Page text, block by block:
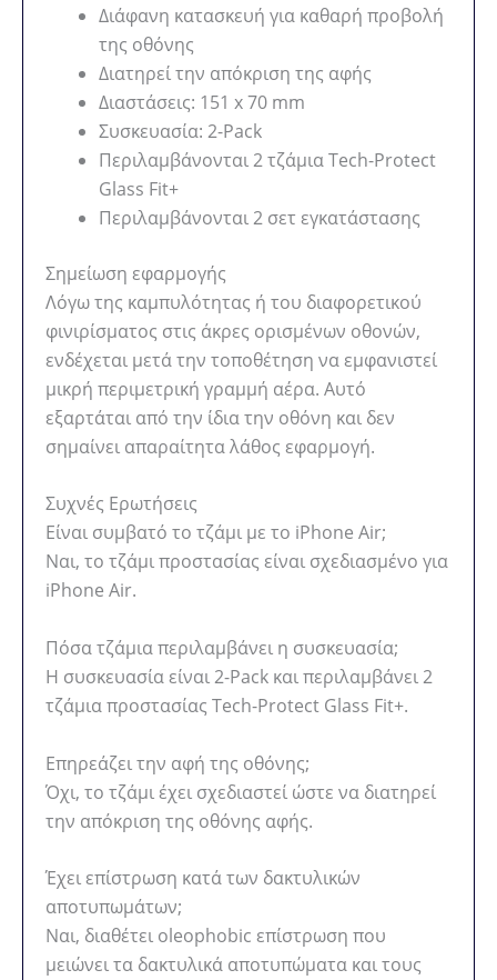
Διάφανη κατασκευή για καθαρή προβολή
της οθόνης
Διατηρεί την απόκριση της αφής
Διαστάσεις: 151 x 70 mm
Συσκευασία: 2-Pack
Περιλαμβάνονται 2 τζάμια Tech-Protect
Glass Fit+
Περιλαμβάνονται 2 σετ εγκατάστασης
Σημείωση εφαρμογής
Λόγω της καμπυλότητας ή του διαφορετικού
φινιρίσματος στις άκρες ορισμένων οθονών,
ενδέχεται μετά την τοποθέτηση να εμφανιστεί
μικρή περιμετρική γραμμή αέρα. Αυτό
εξαρτάται από την ίδια την οθόνη και δεν
σημαίνει απαραίτητα λάθος εφαρμογή.
Συχνές Ερωτήσεις
Είναι συμβατό το τζάμι με το iPhone Air;
Ναι, το τζάμι προστασίας είναι σχεδιασμένο για
iPhone Air.
Πόσα τζάμια περιλαμβάνει η συσκευασία;
Η συσκευασία είναι 2-Pack και περιλαμβάνει 2
τζάμια προστασίας Tech-Protect Glass Fit+.
Επηρεάζει την αφή της οθόνης;
Όχι, το τζάμι έχει σχεδιαστεί ώστε να διατηρεί
την απόκριση της οθόνης αφής.
Έχει επίστρωση κατά των δακτυλικών
αποτυπωμάτων;
Ναι, διαθέτει oleophobic επίστρωση που
μειώνει τα δακτυλικά αποτυπώματα και τους